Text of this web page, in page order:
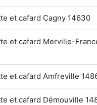
et cafard Cagny 14630
et cafard Merville-
et cafard Amfreville
et cafard Démouville